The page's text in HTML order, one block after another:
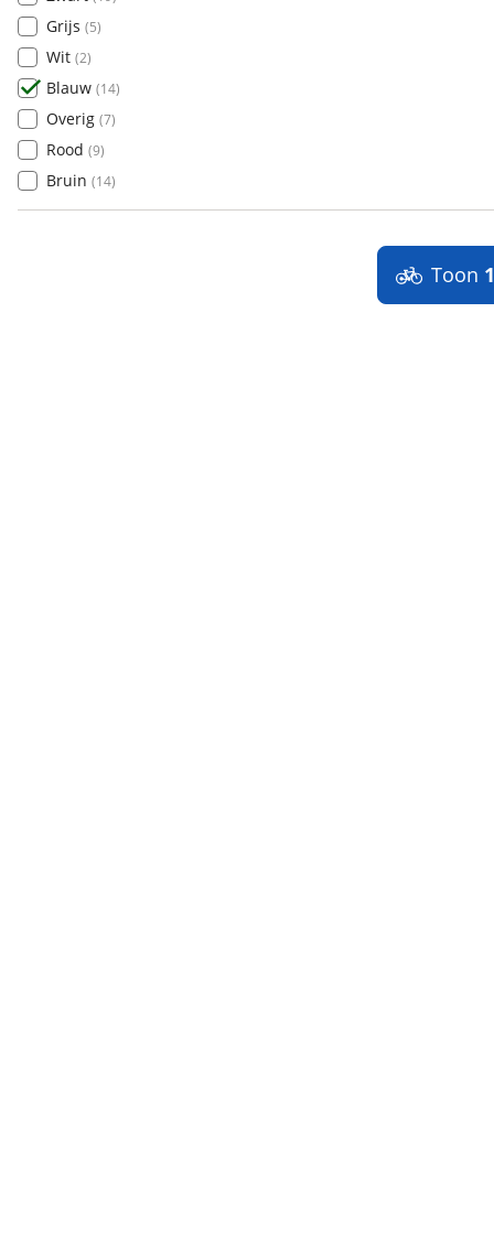
Grijs (5)
Wit (2)
Blauw (14)
Overig (7)
Rood (9)
Bruin (14)
Toon